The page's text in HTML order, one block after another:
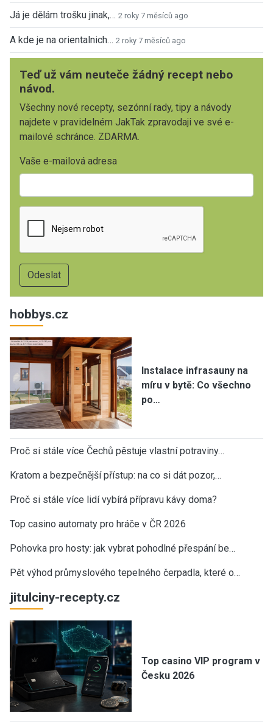
Já je dělám trošku jinak,… 2 roky 7 měsíců ago
A kde je na orientalnich… 2 roky 7 měsíců ago
Teď už vám neuteče žádný recept nebo
návod.
Všechny nové recepty, sezónní rady, tipy a návody
najdete v pravidelném JakTak zpravodaji ve své e-
mailové schránce. ZDARMA.
Vaše e-mailová adresa
hobbys.cz
Instalace infrasauny na
míru v bytě: Co všechno
po…
Proč si stále více Čechů pěstuje vlastní potraviny…
Kratom a bezpečnější přístup: na co si dát pozor,…
Proč si stále více lidí vybírá přípravu kávy doma?
Top casino automaty pro hráče v ČR 2026
Pohovka pro hosty: jak vybrat pohodlné přespání be…
Pět výhod průmyslového tepelného čerpadla, které o…
jitulciny-recepty.cz
Top casino VIP program v
Česku 2026